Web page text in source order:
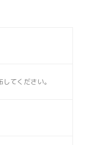
てください。